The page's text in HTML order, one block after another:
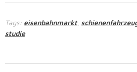
Tags: eisenbahnmarkt,
studie